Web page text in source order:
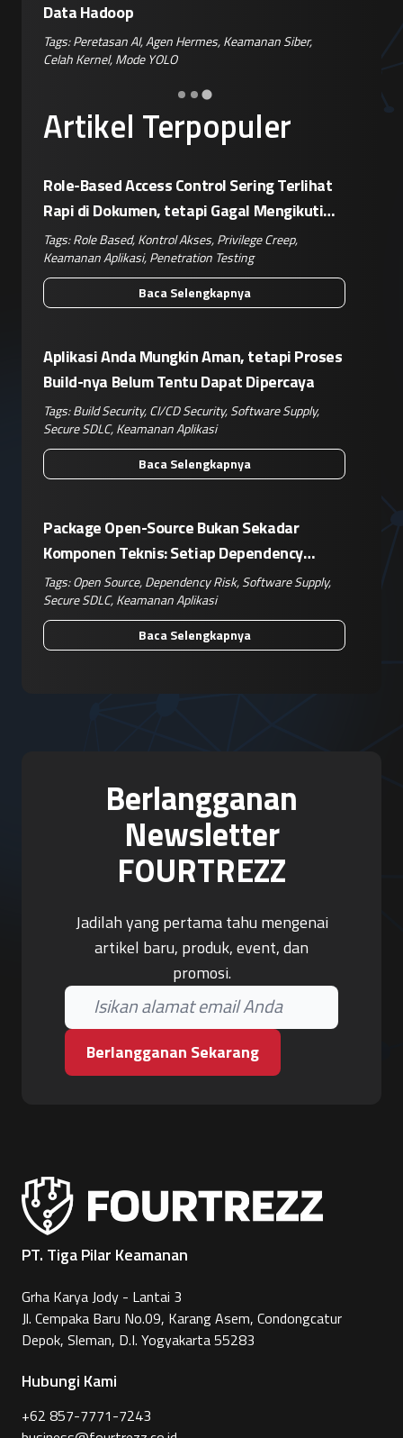
Artikel Terpopuler
Role-Based Access Control Sering Terlihat
Rapi di Dokumen, tetapi Gagal Mengikuti
Operasional Nyata
Tags:Role Based,Kontrol Akses,Privilege Creep,
Keamanan Aplikasi,Penetration Testing
Baca Selengkapnya
Aplikasi Anda Mungkin Aman, tetapi Proses
Build-nya Belum Tentu Dapat Dipercaya
Tags:Build Security,CI/CD Security,Software Supply,
Secure SDLC,Keamanan Aplikasi
Baca Selengkapnya
Package Open-Source Bukan Sekadar
Komponen Teknis: Setiap Dependency
Adalah Keputusan Risiko Bisnis
Tags:Open Source,Dependency Risk,Software Supply,
Secure SDLC,Keamanan Aplikasi
Baca Selengkapnya
Hermes,Keamanan Siber,
,Risiko Digital,
Berlangganan
Newsletter
FOURTREZZ
Jadilah yang pertama tahu mengenai
artikel baru, produk, event, dan
promosi.
Berlangganan Sekarang
PT. Tiga Pilar Keamanan
Grha Karya Jody - Lantai 3
Jl. Cempaka Baru No.09, Karang Asem, Condongcatur
Depok, Sleman, D.I. Yogyakarta 55283
Hubungi Kami
+62 857-7771-7243